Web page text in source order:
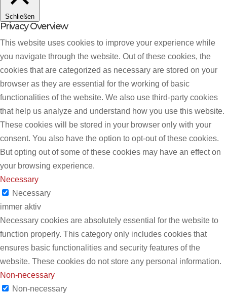
Schließen
Privacy Overview
This website uses cookies to improve your experience while
you navigate through the website. Out of these cookies, the
cookies that are categorized as necessary are stored on your
browser as they are essential for the working of basic
functionalities of the website. We also use third-party cookies
that help us analyze and understand how you use this website.
These cookies will be stored in your browser only with your
consent. You also have the option to opt-out of these cookies.
But opting out of some of these cookies may have an effect on
your browsing experience.
Necessary
Necessary
immer aktiv
Necessary cookies are absolutely essential for the website to
function properly. This category only includes cookies that
ensures basic functionalities and security features of the
website. These cookies do not store any personal information.
Non-necessary
Non-necessary